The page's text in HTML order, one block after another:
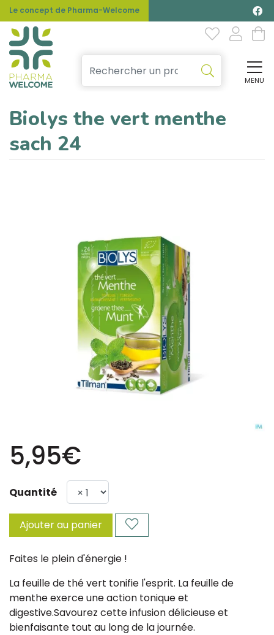
Le concept de Pharma-Welcome
MENU
Biolys the vert menthe
sach 24
5,95€
Quantité
Ajouter au panier
Faites le plein d'énergie !
La feuille de thé vert tonifie l'esprit. La feuille de
menthe exerce une action tonique et
digestive.Savourez cette infusion délicieuse et
bienfaisante tout au long de la journée.